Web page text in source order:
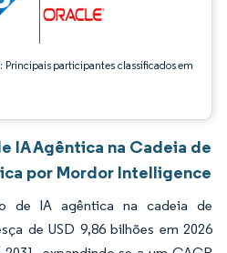
participantes classificados em
IA Agêntica na Cadeia de
por Mordor Intelligence
de IA agêntica na cadeia de
de USD 9,86 bilhões em 2026